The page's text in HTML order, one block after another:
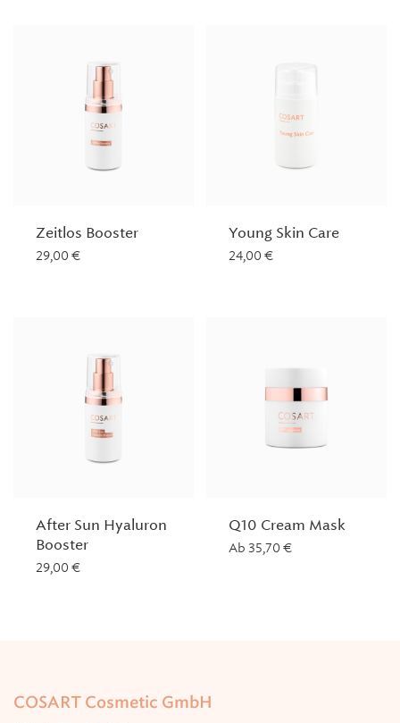
Zeitlos Booster
29,00 €
Young Skin Care
24,00 €
After Sun Hyaluron
Booster
29,00 €
Q10 Cream Mask
Ab 35,70 €
COSART Cosmetic GmbH